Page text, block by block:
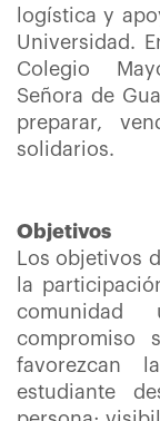
logística y
Universidad.
Colegio
Señora de
preparar,
solidarios.
Objetivos
Los objetivos
la
compromiso
favorezcan
estudiante